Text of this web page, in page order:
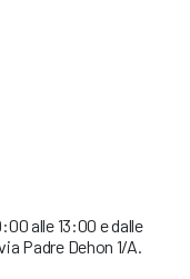
alle 13:00 e dalle
Padre Dehon 1/A.